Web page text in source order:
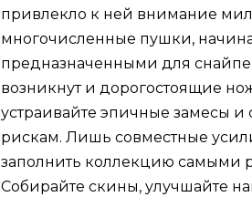
привлекло к ней внимание
многочисленные пушки,
предназначенными для
возникнут и дорогостоящие
устраивайте эпичные замесы и
рискам. Лишь совместные
заполнить коллекцию
Собирайте скины, улучшайте